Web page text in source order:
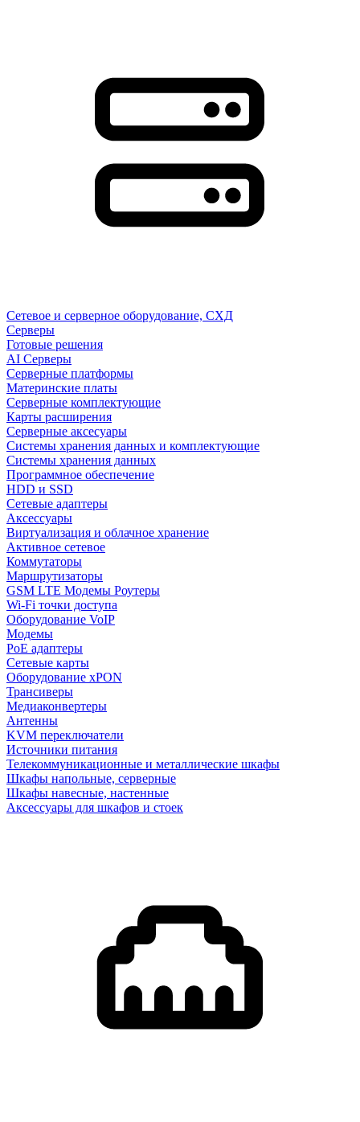
Сетевое и серверное оборудование, СХД
Cерверы
Готовые решения
AI Серверы
Серверные платформы
Материнские платы
Серверные комплектующие
Карты расширения
Серверные аксесуары
Системы хранения данных и комплектующие
Системы хранения данных
Программное обеспечение
HDD и SSD
Сетевые адаптеры
Аксессуары
Виртуализация и облачное хранение
Активное сетевое
Коммутаторы
Маршрутизаторы
GSM LTE Модемы Роутеры
Wi-Fi точки доступа
Оборудование VoIP
Модемы
PoE адаптеры
Сетевые карты
Оборудование xPON
Трансиверы
Медиаконвертеры
Антенны
KVM переключатели
Источники питания
Телекоммуникационные и металлические шкафы
Шкафы напольные, серверные
Шкафы навесные, настенные
Аксессуары для шкафов и стоек